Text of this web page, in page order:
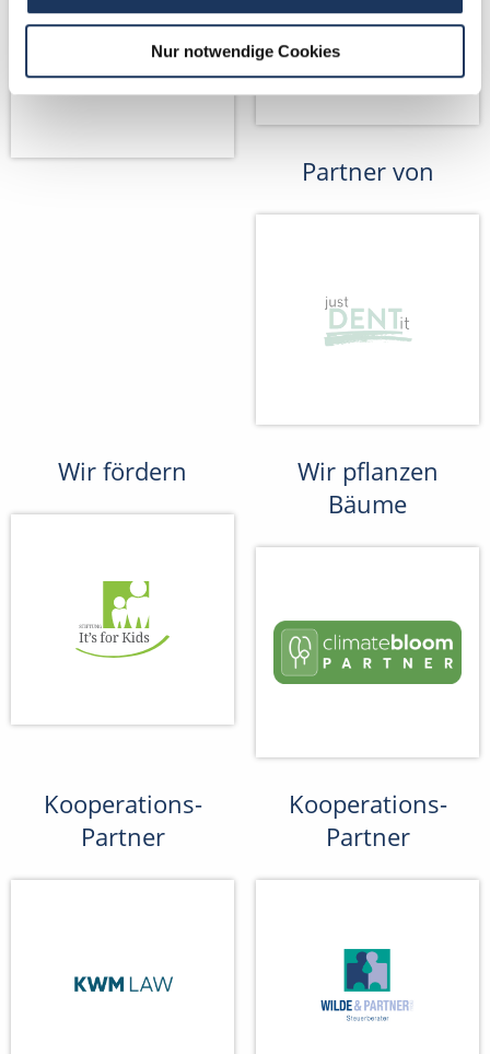
Nur notwendige Cookies
Partner von
Wir fördern
Wir pflanzen
Bäume
Kooperations-
Partner
Kooperations-
Partner